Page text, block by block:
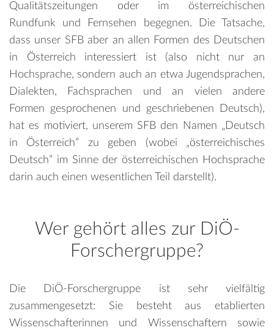
Qualitätszeitungen oder im österreichischen
Rundfunk und Fernsehen begegnen. Die Tatsache,
dass unser SFB aber an allen Formen des Deutschen
in Österreich interessiert ist (also nicht nur an
Hochsprache, sondern auch an etwa Jugendsprachen,
Dialekten, Fachsprachen und an vielen andere
Formen gesprochenen und geschriebenen Deutsch),
hat es motiviert, unserem SFB den Namen „Deutsch
in Österreich” zu geben (wobei „österreichisches
Deutsch” im Sinne der österreichischen Hochsprache
darin auch einen wesentlichen Teil darstellt).
Wer gehört alles zur DiÖ-
Forschergruppe?
Die DiÖ-Forschergruppe ist sehr vielfältig
zusammengesetzt: Sie besteht aus etablierten
Wissenschafterinnen und Wissenschaftern sowie